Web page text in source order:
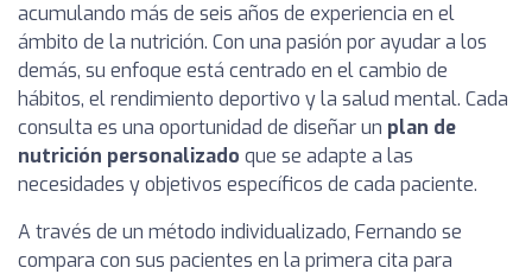
acumulando más de seis años de experiencia en el
ámbito de la nutrición. Con una pasión por ayudar a los
demás, su enfoque está centrado en el cambio de
hábitos, el rendimiento deportivo y la salud mental. Cada
consulta es una oportunidad de diseñar un plan de
nutrición personalizado que se adapte a las
necesidades y objetivos específicos de cada paciente.
A través de un método individualizado, Fernando se
compara con sus pacientes en la primera cita para